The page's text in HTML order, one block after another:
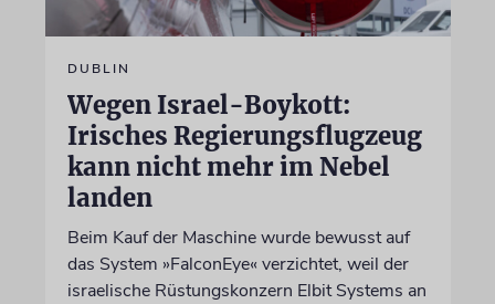
DUBLIN
Wegen Israel-Boykott:
Irisches Regierungsflugzeug
kann nicht mehr im Nebel
landen
Beim Kauf der Maschine wurde bewusst auf
das System »FalconEye« verzichtet, weil der
israelische Rüstungskonzern Elbit Systems an